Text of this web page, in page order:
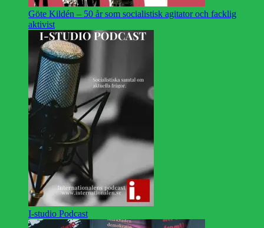
Göte Kildén – 50 år som socialistisk agitator och facklig
aktivist
I-studio Podcast